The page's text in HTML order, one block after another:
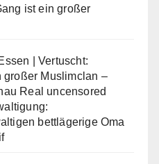
ist ein großer
| Vertuscht:
großer Muslimclan –
Real uncensored
bettlägerige Oma